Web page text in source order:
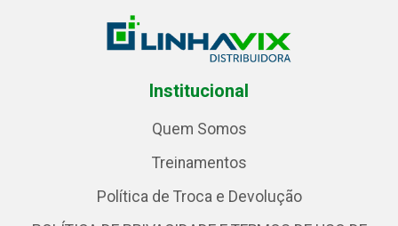
Institucional
Quem Somos
Treinamentos
Política de Troca e Devolução